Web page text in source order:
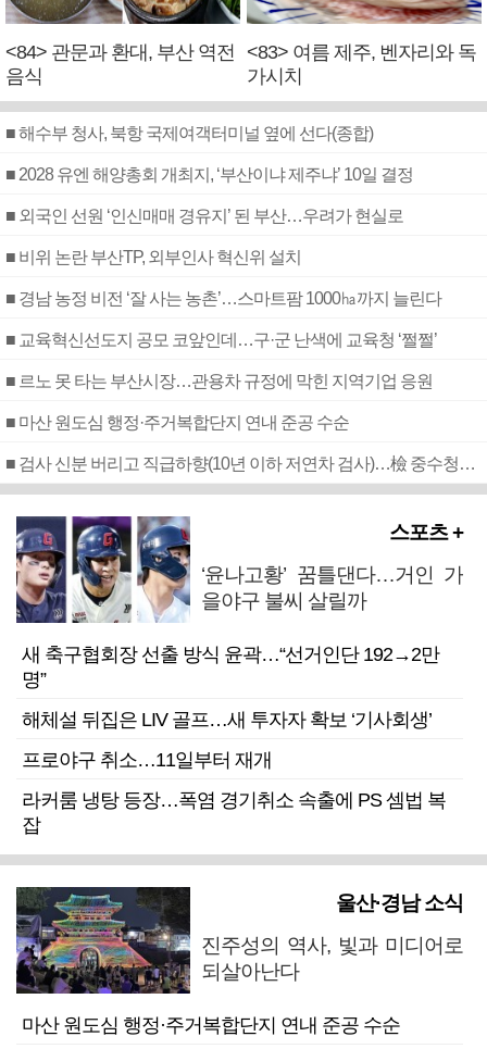
<84> 관문과 환대, 부산 역전
음식
<83> 여름 제주, 벤자리와 독
가시치
■ 해수부 청사, 북항 국제여객터미널 옆에 선다(종합)
■ 2028 유엔 해양총회 개최지, ‘부산이냐 제주냐’ 10일 결정
■ 외국인 선원 ‘인신매매 경유지’ 된 부산…우려가 현실로
■ 비위 논란 부산TP, 외부인사 혁신위 설치
■ 경남 농정 비전 ‘잘 사는 농촌’…스마트팜 1000㏊까지 늘린다
■ 교육혁신선도지 공모 코앞인데…구·군 난색에 교육청 ‘쩔쩔’
■ 르노 못 타는 부산시장…관용차 규정에 막힌 지역기업 응원
■ 마산 원도심 행정·주거복합단지 연내 준공 수순
■ 검사 신분 버리고 직급하향(10년 이하 저연차 검사)…檢 중수청행 기피
스포츠 +
‘윤나고황’ 꿈틀댄다…거인 가
을야구 불씨 살릴까
새 축구협회장 선출 방식 윤곽…“선거인단 192→2만
명”
해체설 뒤집은 LIV 골프…새 투자자 확보 ‘기사회생’
프로야구 취소…11일부터 재개
라커룸 냉탕 등장…폭염 경기취소 속출에 PS 셈법 복
잡
울산·경남 소식
진주성의 역사, 빛과 미디어로
되살아난다
마산 원도심 행정·주거복합단지 연내 준공 수순